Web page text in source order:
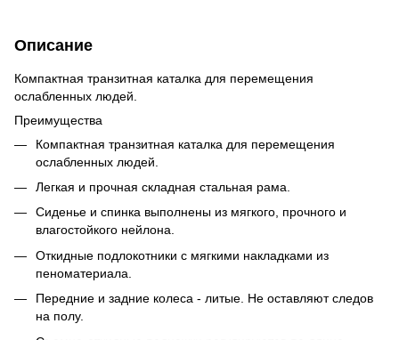
Описание
Компактная транзитная каталка для перемещения
ослабленных людей.
Преимущества
Компактная транзитная каталка для перемещения
ослабленных людей.
Легкая и прочная складная стальная рама.
Сиденье и спинка выполнены из мягкого, прочного и
влагостойкого нейлона.
Откидные подлокотники с мягкими накладками из
пеноматериала.
Передние и задние колеса - литые. Не оставляют следов
на полу.